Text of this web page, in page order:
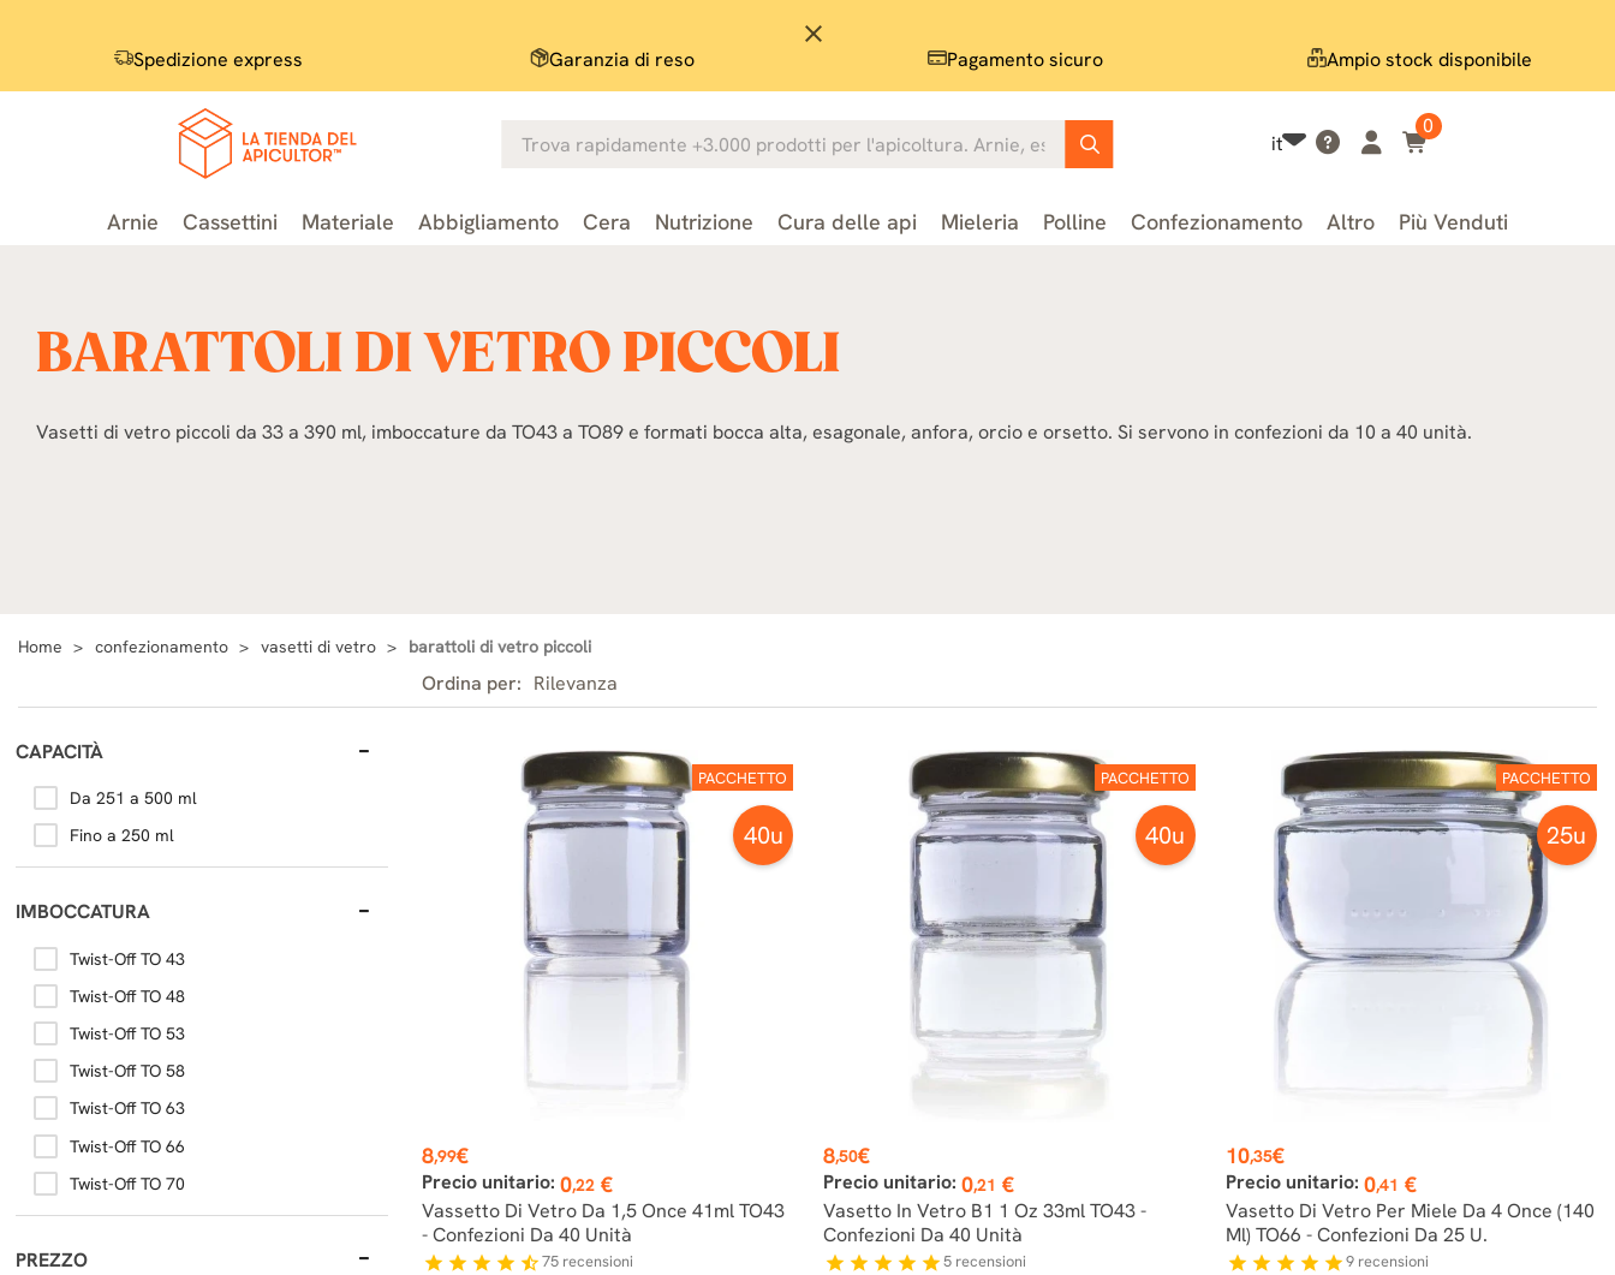
close
Spedizione express Garanzia di reso Pagamento sicuro Ampio stock disponibile
it
0
Arnie Cassettini Materiale Abbigliamento Cera Nutrizione Cura delle api Mieleria Polline Confezionamento Altro Più Venduti
BARATTOLI DI VETRO PICCOLI
Vasetti di vetro piccoli da 33 a 390 ml, imboccature da TO43 a TO89 e formati bocca alta, esagonale, anfora, orcio e orsetto. Si servono in confezioni da 10 a 40 unità.
Home confezionamento vasetti di vetro barattoli di vetro piccoli
CAPACITÀ
Da 251 a 500 ml
Fino a 250 ml
IMBOCCATURA
Twist-Off TO 43
Twist-Off TO 48
Twist-Off TO 53
Twist-Off TO 58
Twist-Off TO 63
Twist-Off TO 66
Twist-Off TO 70
PREZZO
Ordina per: Rilevanza
PACCHETTO
40u
Prezzo
8,99€
Precio unitario: 0,22 €
Vassetto Di Vetro Da 1,5 Once 41ml TO43
- Confezioni Da 40 Unità
star star star star star_half75 recensioni
PACCHETTO
40u
Prezzo
8,50€
Precio unitario: 0,21 €
Vasetto In Vetro B1 1 Oz 33ml TO43 -
Confezioni Da 40 Unità
star star star star star5 recensioni
PACCHETTO
25u
Prezzo
10,35€
Precio unitario: 0,41 €
Vasetto Di Vetro Per Miele Da 4 Once (140
Ml) TO66 - Confezioni Da 25 U.
star star star star star9 recensioni